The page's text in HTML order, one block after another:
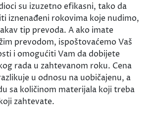
su izuzetno efikasni, tako da
iznenađeni rokovima koje nudimo,
tip prevoda. A ako imate
prevodom, ispoštovaćemo Vaš
i omogućiti Vam da dobijete
rada u zahtevanom roku. Cena
u odnosu na uobičajenu, a
sa količinom materijala koji treba
zahtevate.